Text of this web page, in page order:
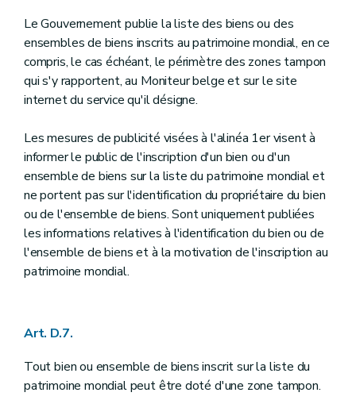
Le Gouvernement publie la liste des biens ou des
ensembles de biens inscrits au patrimoine mondial, en ce
compris, le cas échéant, le périmètre des zones tampon
qui s'y rapportent, au Moniteur belge et sur le site
internet du service qu'il désigne.
Les mesures de publicité visées à l'alinéa 1er visent à
informer le public de l'inscription d'un bien ou d'un
ensemble de biens sur la liste du patrimoine mondial et
ne portent pas sur l'identification du propriétaire du bien
ou de l'ensemble de biens. Sont uniquement publiées
les informations relatives à l'identification du bien ou de
l'ensemble de biens et à la motivation de l'inscription au
patrimoine mondial.
Art. D.7.
Tout bien ou ensemble de biens inscrit sur la liste du
patrimoine mondial peut être doté d'une zone tampon.